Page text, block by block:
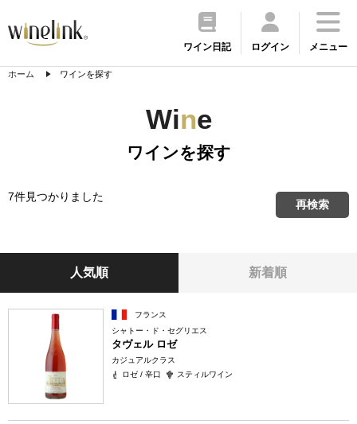
ワイン日記 ログイン メニュー
ホーム ワインを探す
Wine
ワインを探す
7件見つかりました
再検索
人気順 新着順
フランス
シャトー・ド・セグリエス
タヴェル ロゼ
カジュアルクラス
ロゼ / 辛口
スティルワイン